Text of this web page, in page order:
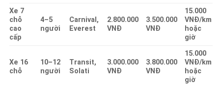
Xe 7
chỗ
cao
cấp
4–5
người
Carnival,
Everest
2.800.000
VNĐ
3.500.000
VNĐ
15.000
VNĐ/km
hoặc
giờ
Xe 16
chỗ
10–12
người
Transit,
Solati
3.000.000
VNĐ
3.800.000
VNĐ
15.000
VNĐ/km
hoặc
giờ